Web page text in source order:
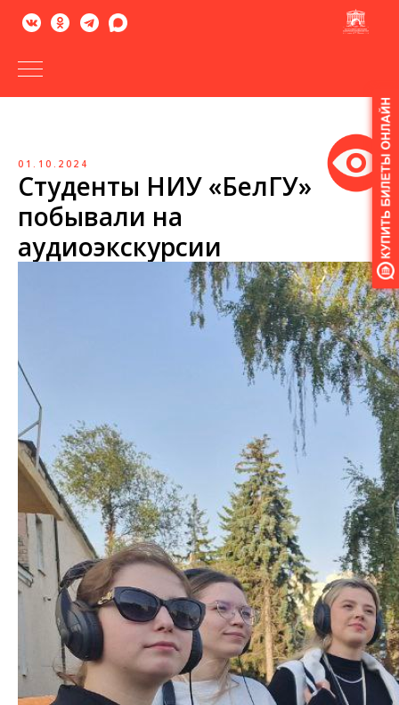
Версия
01.10.2024
Студенты НИУ «БелГУ»
побывали на
аудиоэкскурсии